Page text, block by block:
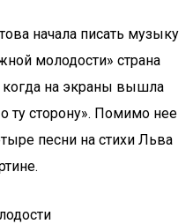
начала писать музыку
молодости» страна
когда на экраны вышла
ту сторону». Помимо нее
песни на стихи Льва